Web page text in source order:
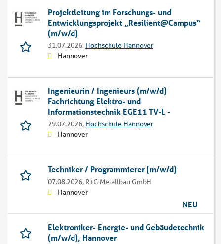
Projektleitung im Forschungs- und
Entwicklungsprojekt „Resilient@Campus“
(m/w/d)
31.07.2026, Hochschule Hannover
Hannover
Ingenieurin / Ingenieurs (m/w/d)
Fachrichtung Elektro- und
Informationstechnik EGE11 TV-L -
29.07.2026, Hochschule Hannover
Hannover
Techniker / Programmierer (m/w/d)
07.08.2026, R+G Metallbau GmbH
Hannover
NEU
Elektroniker- Energie- und Gebäudetechnik
(m/w/d), Hannover